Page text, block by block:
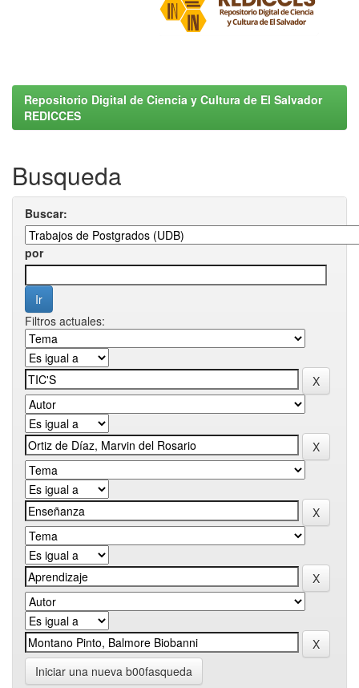
Repositorio Digital de Ciencia y Cultura de El Salvador
REDICCES
Busqueda
Buscar:
por
Filtros actuales:
Iniciar una nueva b00fasqueda